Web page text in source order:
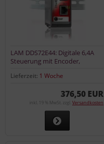
LAM DDS72E44: Digitale 6,4A
Steuerung mit Encoder,
Lieferzeit: 1 Woche
376,50 EUR
inkl. 19 % MwSt. zzgl. Versandkosten